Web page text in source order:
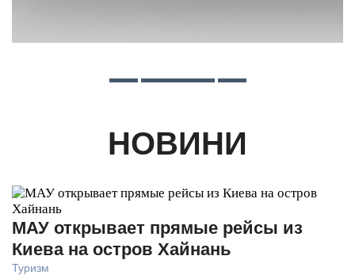
НОВИНИ
МАУ открывает прямые рейсы из
Киева на остров Хайнань
Туризм